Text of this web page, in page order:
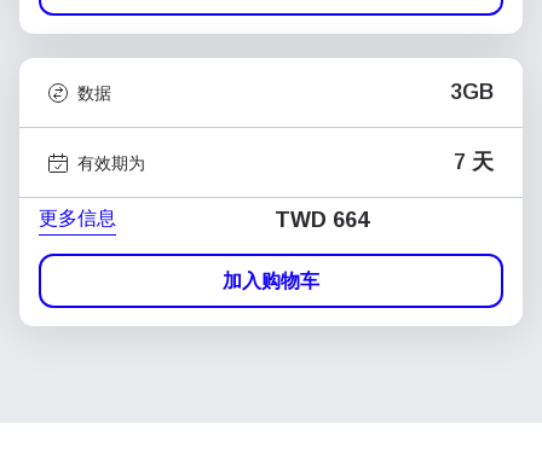
数据 3GB
有效期为 7 天
更多信息 TWD 664
加入购物车